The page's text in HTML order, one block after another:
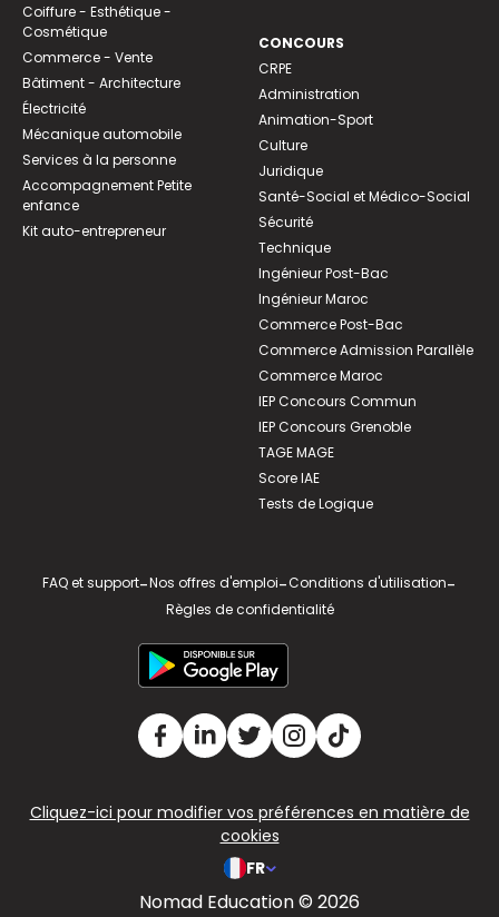
Coiffure - Esthétique -
Cosmétique
Commerce - Vente
Bâtiment - Architecture
Électricité
Mécanique automobile
Services à la personne
Accompagnement Petite
enfance
Kit auto-entrepreneur
CONCOURS
CRPE
Administration
Animation-Sport
Culture
Juridique
Santé-Social et Médico-Social
Sécurité
Technique
Ingénieur Post-Bac
Ingénieur Maroc
Commerce Post-Bac
Commerce Admission Parallèle
Commerce Maroc
IEP Concours Commun
IEP Concours Grenoble
TAGE MAGE
Score IAE
Tests de Logique
FAQ et support-Nos offres d'emploi-Conditions d'utilisation-
Règles de confidentialité
Cliquez-ici pour modifier vos préférences en matière de
cookies
FR
Nomad Education © 2026